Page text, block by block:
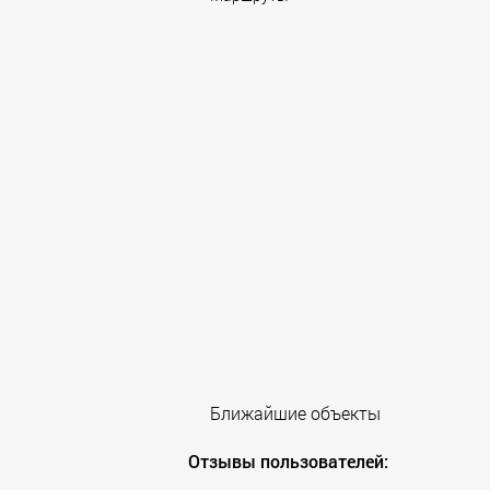
Ближайшие объекты
Отзывы пользователей: